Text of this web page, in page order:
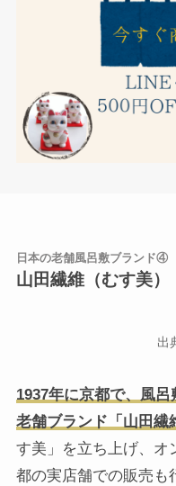
日本の老舗風呂敷ブランド④
山田繊維（むす美）
出
1937年に京都で、風
老舗ブランド「山田繊
す美」を立ち上げ、オ
都の実店舗での販売も